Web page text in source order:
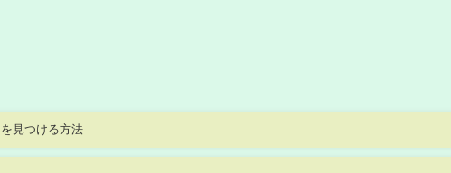
見つける方法